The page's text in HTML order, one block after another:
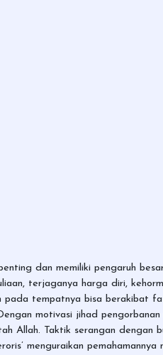
dan memiliki pengaruh
terjaganya harga diri,
tempatnya bisa berakibat
motivasi jihad
Allah. Taktik serangan dengan
menguraikan